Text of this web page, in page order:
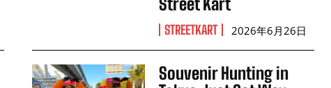
STREETKART 2026年6月26日
Souvenir Hunting in